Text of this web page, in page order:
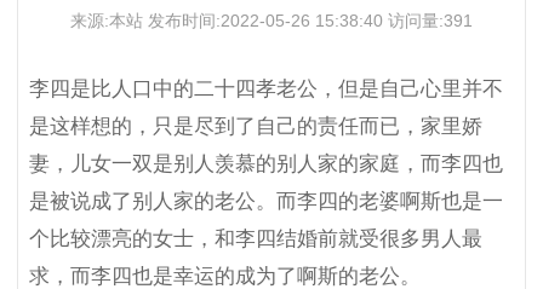
来源:本站 发布时间:2022-05-26 15:38:40 访问量:391
李四是比人口中的二十四孝老公，但是自己心里并不
是这样想的，只是尽到了自己的责任而已，家里娇
妻，儿女一双是别人羡慕的别人家的家庭，而李四也
是被说成了别人家的老公。而李四的老婆啊斯也是一
个比较漂亮的女士，和李四结婚前就受很多男人最
求，而李四也是幸运的成为了啊斯的老公。